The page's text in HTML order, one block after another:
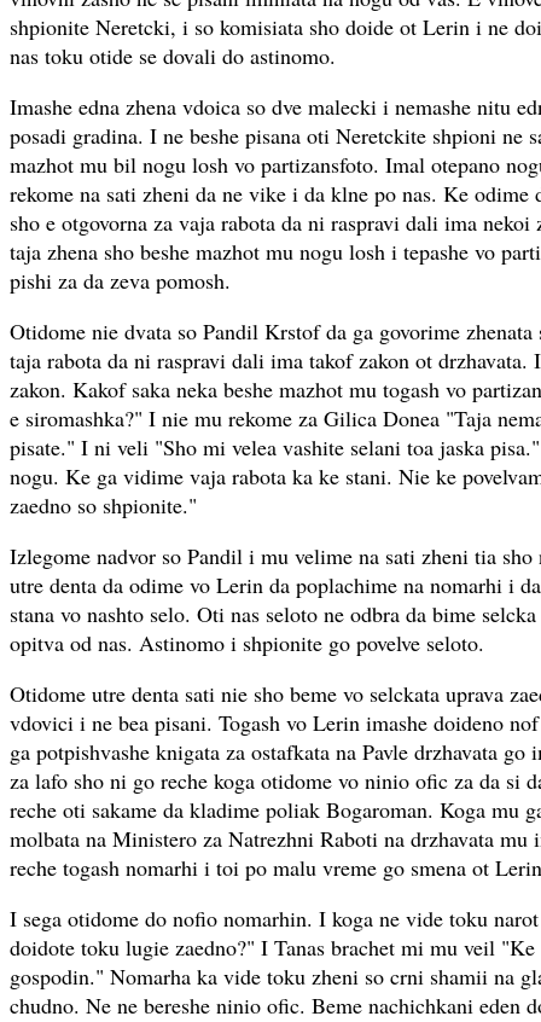
shpionite Neretcki, i so komisiata sho doide ot Lerin i ne
nas toku otide se dovali do astinomo.
Imashe edna zhena vdoica so dve malecki i nemashe nitu
posadi gradina. I ne beshe pisana oti Neretckite shpioni ne
mazhot mu bil nogu losh vo partizansfoto. Imal otepano
rekome na sati zheni da ne vike i da klne po nas. Ke odime
sho e otgovorna za vaja rabota da ni raspravi dali ima
taja zhena sho beshe mazhot mu nogu losh i tepashe vo
pishi za da zeva pomosh.
Otidome nie dvata so Pandil Krstof da ga govorime zhenata
taja rabota da ni raspravi dali ima takof zakon ot
zakon. Kakof saka neka beshe mazhot mu togash vo
e siromashka?" I nie mu rekome za Gilica Donea "Taja
pisate." I ni veli "Sho mi velea vashite selani toa jaska
nogu. Ke ga vidime vaja rabota ka ke stani. Nie ke
zaedno so shpionite."
Izlegome nadvor so Pandil i mu velime na sati zheni tia sho
utre denta da odime vo Lerin da poplachime na nomarhi i
stana vo nashto selo. Oti nas seloto ne odbra da bime
opitva od nas. Astinomo i shpionite go povelve seloto.
Otidome utre denta sati nie sho beme vo selckata uprava
vdovici i ne bea pisani. Togash vo Lerin imashe doideno
ga potpishvashe knigata za ostafkata na Pavle drzhavata go
za lafo sho ni go reche koga otidome vo ninio ofic za da si
reche oti sakame da kladime poliak Bogaroman. Koga mu
molbata na Ministero za Natrezhni Raboti na drzhavata mu
reche togash nomarhi i toi po malu vreme go smena ot
I sega otidome do nofio nomarhin. I koga ne vide toku
doidote toku lugie zaedno?" I Tanas brachet mi mu veil
gospodin." Nomarha ka vide toku zheni so crni shamii na
chudno. Ne ne bereshe ninio ofic. Beme nachichkani eden